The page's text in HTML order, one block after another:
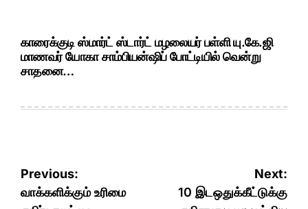
காரைக்குடி ஸ்மார்ட் ஸ்டார்ட் மழலையர் பள்ளி யு.கே.ஜி
மாணவர் யோகா சாம்பியன்ஷிப் போட்டியில் வென்று
சாதனை…
Post
navigation
Previous:
வாக்களிக்கும் உரிமை
Next:
10 இடஒதுக்கீட்டுக்கு